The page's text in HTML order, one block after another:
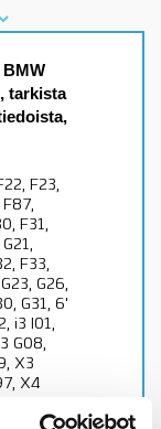
BMW
tarkista
F23,
F31,
F33,
G26,
G31, 6'
i3 I01,
G08,
X3
X4